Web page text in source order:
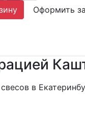
Оформить
в